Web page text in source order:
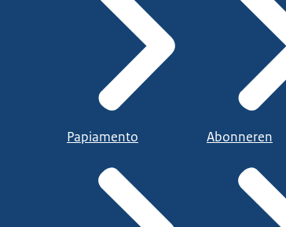
Papiamento Abonneren